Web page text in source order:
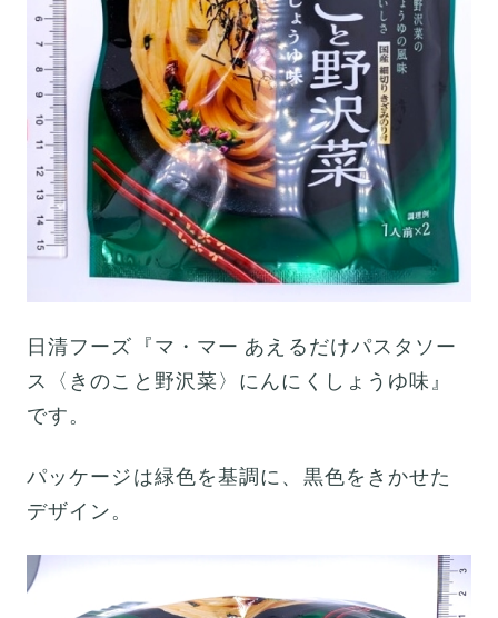
日清フーズ『マ・マー あえるだけパスタソー
ス〈きのこと野沢菜〉にんにくしょうゆ味』
です。
パッケージは緑色を基調に、黒色をきかせた
デザイン。